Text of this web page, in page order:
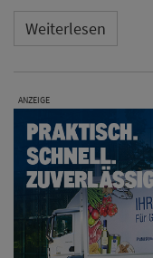
Weiterlesen
ANZEIGE